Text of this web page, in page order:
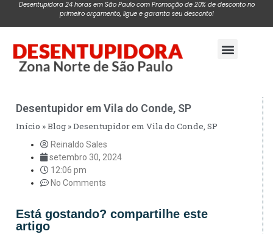
Desentupidora 24 horas em São Paulo com Promoção de 20% de desconto no
primeiro orçamento, ligue e garanta seu desconto!
Desentupidor em Vila do Conde, SP
Início »Blog »Desentupidor em Vila do Conde, SP
Reinaldo Sales
setembro 30, 2024
12:06 pm
No Comments
Está gostando? compartilhe este
artigo